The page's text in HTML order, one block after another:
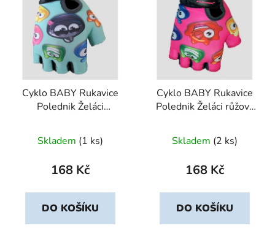
Cyklo BABY Rukavice
Polednik Želáci
Skladem (1 ks)
168 Kč
DO KOŠÍKU
Cyklo BABY Rukavice
Polednik Želáci růžová
Skladem (2 ks)
168 Kč
DO KOŠÍKU